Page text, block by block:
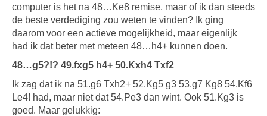
computer is het na 48…Ke8 remise, maar of ik dan steeds
de beste verdediging zou weten te vinden? Ik ging
daarom voor een actieve mogelijkheid, maar eigenlijk
had ik dat beter met meteen 48…h4+ kunnen doen.
48…g5?!? 49.fxg5 h4+ 50.Kxh4 Txf2
Ik zag dat ik na 51.g6 Txh2+ 52.Kg5 g3 53.g7 Kg8 54.Kf6
Le4! had, maar niet dat 54.Pe3 dan wint. Ook 51.Kg3 is
goed. Maar gelukkig: